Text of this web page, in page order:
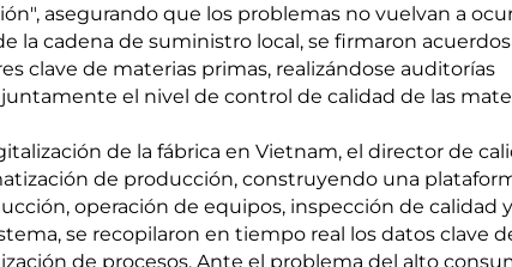
asegurando que los problemas no vuelvan a
la cadena de suministro local, se firmaron acuerdos
clave de materias primas, realizándose auditorías
el nivel de control de calidad de las
de la fábrica en Vietnam, el director de
de producción, construyendo una
operación de equipos, inspección de calidad y
se recopilaron en tiempo real los datos clave
de procesos. Ante el problema del alto